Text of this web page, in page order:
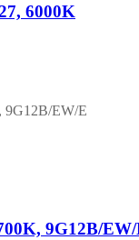
6000K
9G12B/